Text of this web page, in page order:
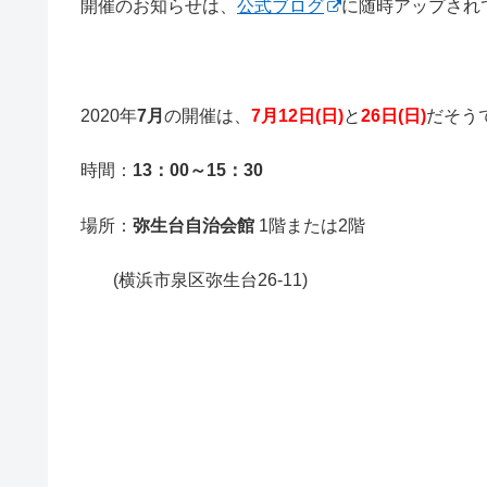
開催のお知らせは、 公式ブログ に随時アップされ
2020年7月 の開催は、 7月12日(日)と26日(日)だそう
時間： 13：00～15：30
場所： 弥生台自治会館 1階または2階
(横浜市泉区弥生台26-11)